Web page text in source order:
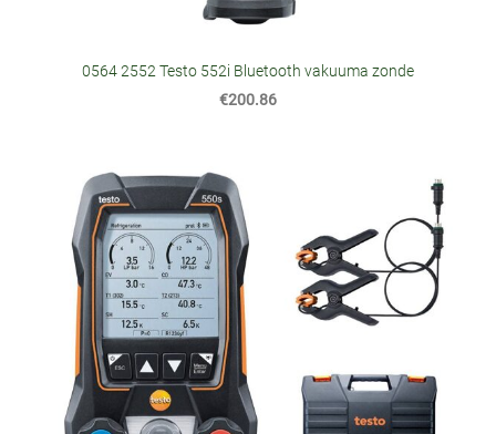
0564 2552 Testo 552i Bluetooth vakuuma zonde
€200.86